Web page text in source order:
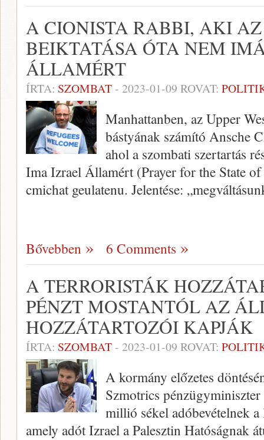
A CIONISTA RABBI, AKI
BEIKTATÁSA ÓTA NEM
ÁLLAMÉRT
ÍRTA: SZOMBAT- 2023-01-09 ROVAT:
Manhattanben, az Upper
bástyának számító Ansche
ahol a szombati szertartás
Ima Izrael Államért (Prayer for the State
cmichat geulatenu. Jelentése:
Bővebben 6 Comments
A TERRORISTÁK
PÉNZT MOSTANTÓL AZ
HOZZÁTARTOZÓI KAPJÁK
ÍRTA: SZOMBAT- 2023-01-09 ROVAT:
A kormány előzetes
Szmotrics
millió sékel adóbevételnek
amely adót Izrael a Palesztin Hatóságnak